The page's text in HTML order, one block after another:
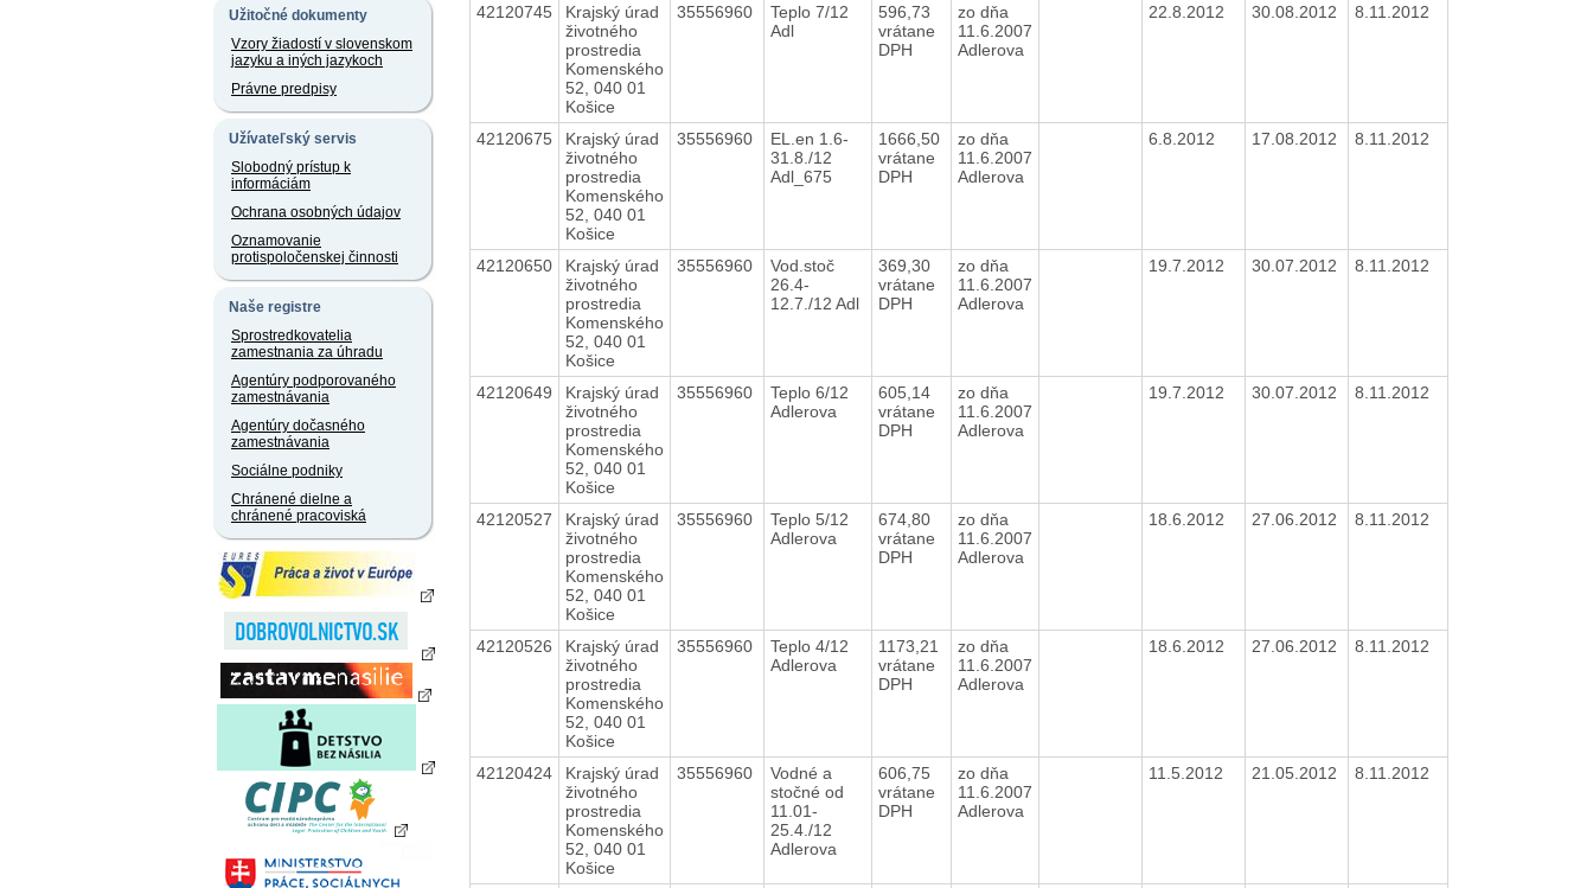
Užitočné dokumenty
Vzory žiadostí v slovenskom
jazyku a iných jazykoch
Právne predpisy
Užívateľský servis
Slobodný prístup k
informáciám
Ochrana osobných údajov
Oznamovanie
protispoločenskej činnosti
Naše registre
Sprostredkovatelia
zamestnania za úhradu
Agentúry podporovaného
zamestnávania
Agentúry dočasného
zamestnávania
Sociálne podniky
Chránené dielne a
chránené pracoviská
42120745
Krajský úrad
životného
prostredia
Komenského
52, 040 01
Košice
35556960
Teplo 7/12
Adl
596,73
vrátane
DPH
zo dňa
11.6.2007
Adlerova
22.8.2012 30.08.2012 8.11.2012
42120675
Krajský úrad
životného
prostredia
Komenského
52, 040 01
Košice
35556960
EL.en 1.6-
31.8./12
Adl_675
1666,50
vrátane
DPH
zo dňa
11.6.2007
Adlerova
6.8.2012 17.08.2012 8.11.2012
42120650
Krajský úrad
životného
prostredia
Komenského
52, 040 01
Košice
35556960
Vod.stoč
26.4-
12.7./12 Adl
369,30
vrátane
DPH
zo dňa
11.6.2007
Adlerova
19.7.2012 30.07.2012 8.11.2012
42120649
Krajský úrad
životného
prostredia
Komenského
52, 040 01
Košice
35556960
Teplo 6/12
Adlerova
605,14
vrátane
DPH
zo dňa
11.6.2007
Adlerova
19.7.2012 30.07.2012 8.11.2012
42120527
Krajský úrad
životného
prostredia
Komenského
52, 040 01
Košice
35556960
Teplo 5/12
Adlerova
674,80
vrátane
DPH
zo dňa
11.6.2007
Adlerova
18.6.2012 27.06.2012 8.11.2012
42120526
Krajský úrad
životného
prostredia
Komenského
52, 040 01
Košice
35556960
Teplo 4/12
Adlerova
1173,21
vrátane
DPH
zo dňa
11.6.2007
Adlerova
18.6.2012 27.06.2012 8.11.2012
42120424
Krajský úrad
životného
prostredia
Komenského
52, 040 01
Košice
35556960
Vodné a
stočné od
11.01-
25.4./12
Adlerova
606,75
vrátane
DPH
zo dňa
11.6.2007
Adlerova
11.5.2012 21.05.2012 8.11.2012